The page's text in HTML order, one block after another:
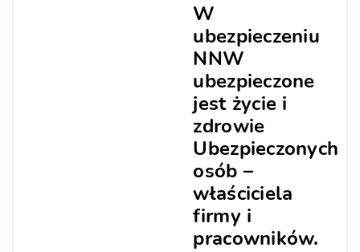
W
ubezpieczeniu
NNW
ubezpieczone
jest życie i
zdrowie
Ubezpieczonych
osób –
właściciela
firmy i
pracowników.